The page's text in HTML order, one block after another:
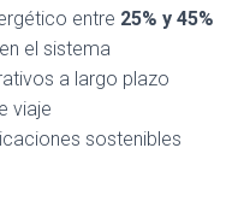
entre 25% y 45%
el sistema
a largo plazo
viaje
sostenibles